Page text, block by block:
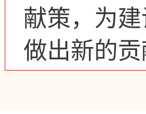
献策，为
做出新的贡